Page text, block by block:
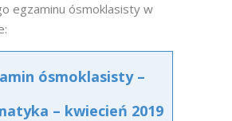
egzaminu ósmoklasisty w
ósmoklasisty –
– kwiecień 2019